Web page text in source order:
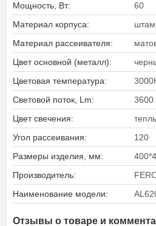
Мощность, Вт:
60
Материал корпуса:
Материал рассеивателя:
Цвет основной (металл):
Цветовая температура:
Световой поток, Lm:
3600
Цвет свечения:
Угол рассеивания:
120
Размеры изделия, мм:
Производитель:
Наименование модели:
Отзывы о товаре и